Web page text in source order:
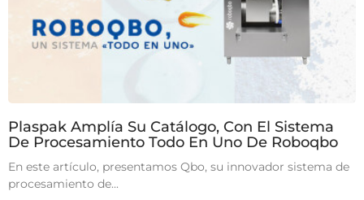
Plaspak Amplía Su Catálogo, Con El Sistema
De Procesamiento Todo En Uno De Roboqbo
En este artículo, presentamos Qbo, su innovador sistema de
procesamiento de...